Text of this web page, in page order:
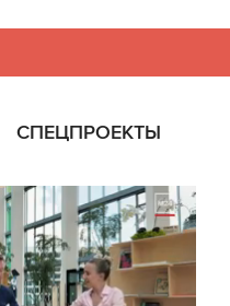
СПЕЦПРОЕКТЫ